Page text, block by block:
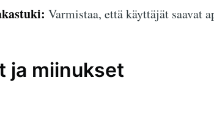
Varmistaa, että käyttäjät saavat
ja miinukset